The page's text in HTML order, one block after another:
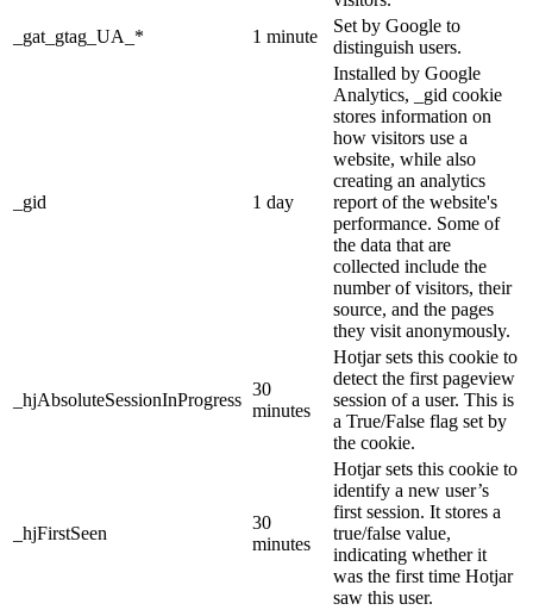
_gat_gtag_UA_*
1 minute
Set by Google to
distinguish users.
_gid 1 day
Installed by Google
Analytics, _gid cookie
stores information on
how visitors use a
website, while also
creating an analytics
report of the website's
performance. Some of
the data that are
collected include the
number of visitors, their
source, and the pages
they visit anonymously.
_hjAbsoluteSessionInProgress
30
minutes
Hotjar sets this cookie to
detect the first pageview
session of a user. This is
a True/False flag set by
the cookie.
_hjFirstSeen
30
minutes
Hotjar sets this cookie to
identify a new user’s
first session. It stores a
true/false value,
indicating whether it
was the first time Hotjar
saw this user.